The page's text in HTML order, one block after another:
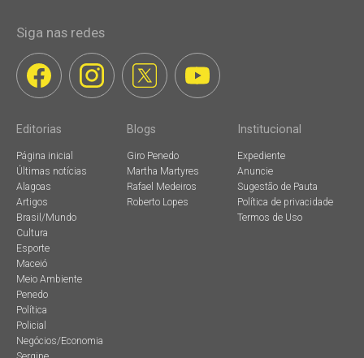
Siga nas redes
Editorias
Página inicial
Últimas notícias
Alagoas
Artigos
Brasil/Mundo
Cultura
Esporte
Maceió
Meio Ambiente
Penedo
Política
Policial
Negócios/Economia
Blogs
Giro Penedo
Martha Martyres
Rafael Medeiros
Roberto Lopes
Institucional
Expediente
Anuncie
Sugestão de Pauta
Política de privacidade
Termos de Uso